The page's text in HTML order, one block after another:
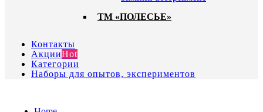
ТМ «ПОЛЕСЬЕ»
Контакты
АкцииHot
Категории
Наборы для опытов, экспериментов